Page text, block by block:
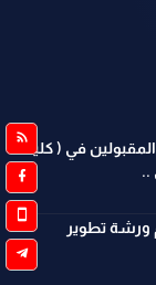
في ( كلية
..
ورشة تطوير